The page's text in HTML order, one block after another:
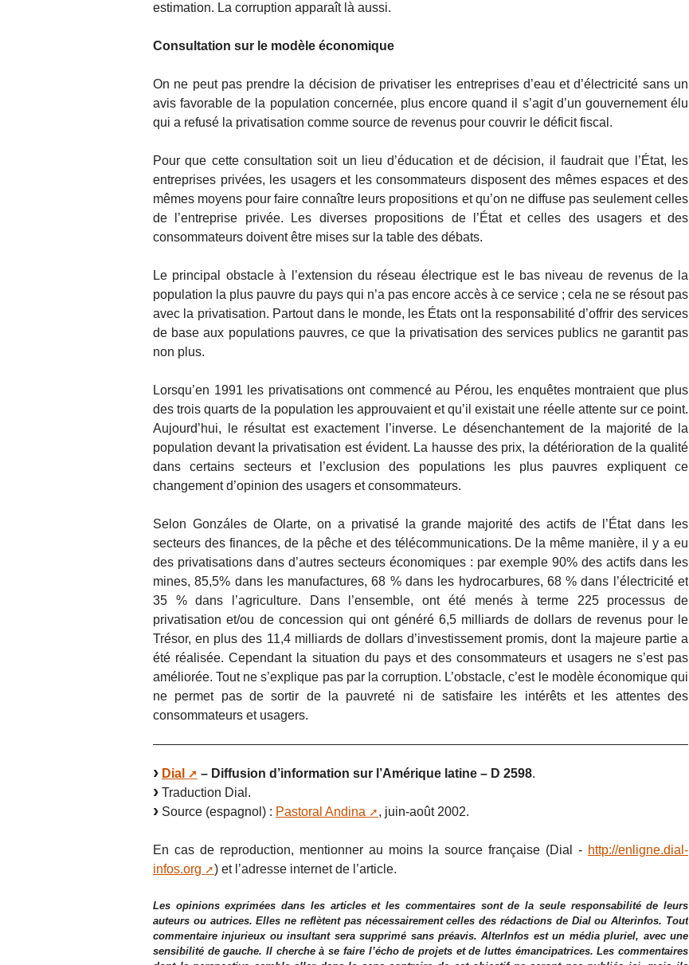
estimation. La corruption apparaît là aussi.
Consultation sur le modèle économique
On ne peut pas prendre la décision de privatiser les entreprises d’eau et d’électricité sans un
avis favorable de la population concernée, plus encore quand il s’agit d’un gouvernement élu
qui a refusé la privatisation comme source de revenus pour couvrir le déficit fiscal.
Pour que cette consultation soit un lieu d’éducation et de décision, il faudrait que l’État, les
entreprises privées, les usagers et les consommateurs disposent des mêmes espaces et des
mêmes moyens pour faire connaître leurs propositions et qu’on ne diffuse pas seulement celles
de l’entreprise privée. Les diverses propositions de l’État et celles des usagers et des
consommateurs doivent être mises sur la table des débats.
Le principal obstacle à l’extension du réseau électrique est le bas niveau de revenus de la
population la plus pauvre du pays qui n’a pas encore accès à ce service ; cela ne se résout pas
avec la privatisation. Partout dans le monde, les États ont la responsabilité d’offrir des services
de base aux populations pauvres, ce que la privatisation des services publics ne garantit pas
non plus.
Lorsqu’en 1991 les privatisations ont commencé au Pérou, les enquêtes montraient que plus
des trois quarts de la population les approuvaient et qu’il existait une réelle attente sur ce point.
Aujourd’hui, le résultat est exactement l’inverse. Le désenchantement de la majorité de la
population devant la privatisation est évident. La hausse des prix, la détérioration de la qualité
dans certains secteurs et l’exclusion des populations les plus pauvres expliquent ce
changement d’opinion des usagers et consommateurs.
Selon Gonzáles de Olarte, on a privatisé la grande majorité des actifs de l’État dans les
secteurs des finances, de la pêche et des télécommunications. De la même manière, il y a eu
des privatisations dans d’autres secteurs économiques : par exemple 90% des actifs dans les
mines, 85,5% dans les manufactures, 68 % dans les hydrocarbures, 68 % dans l’électricité et
35 % dans l’agriculture. Dans l’ensemble, ont été menés à terme 225 processus de
privatisation et/ou de concession qui ont généré 6,5 milliards de dollars de revenus pour le
Trésor, en plus des 11,4 milliards de dollars d’investissement promis, dont la majeure partie a
été réalisée. Cependant la situation du pays et des consommateurs et usagers ne s’est pas
améliorée. Tout ne s’explique pas par la corruption. L’obstacle, c’est le modèle économique qui
ne permet pas de sortir de la pauvreté ni de satisfaire les intérêts et les attentes des
consommateurs et usagers.
Dial – Diffusion d’information sur l’Amérique latine – D 2598.
Traduction Dial.
Source (espagnol) : Pastoral Andina , juin-août 2002.
En cas de reproduction, mentionner au moins la source française (Dial - http://enligne.dial-
infos.org
) et l’adresse internet de l’article.
Les opinions exprimées dans les articles et les commentaires sont de la seule responsabilité de leurs
auteurs ou autrices. Elles ne reflètent pas nécessairement celles des rédactions de Dial ou Alterinfos. Tout
commentaire injurieux ou insultant sera supprimé sans préavis. AlterInfos est un média pluriel, avec une
sensibilité de gauche. Il cherche à se faire l’écho de projets et de luttes émancipatrices. Les commentaires